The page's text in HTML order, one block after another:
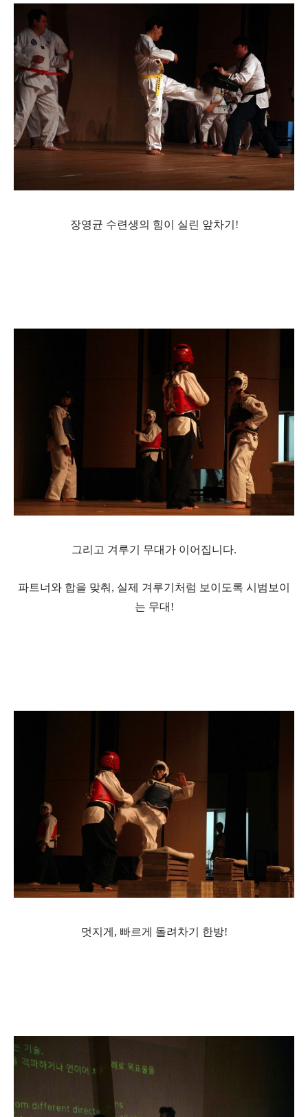
장영균 수련생의 힘이 실린 앞차기!
그리고 겨루기 무대가 이어집니다.
파트너와 합을 맞춰, 실제 겨루기처럼 보이도록 시범보이
는 무대!
멋지게, 빠르게 돌려차기 한방!